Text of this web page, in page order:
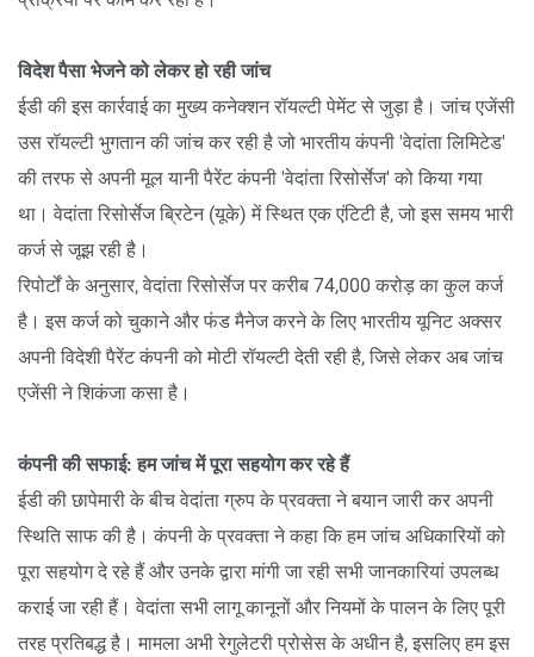
विदेश पैसा भेजने को लेकर हो रही जांच
ईडी की इस कार्रवाई का मुख्य कनेक्शन रॉयल्टी पेमेंट से जुड़ा है। जांच एजेंसी
उस रॉयल्टी भुगतान की जांच कर रही है जो भारतीय कंपनी 'वेदांता लिमिटेड'
की तरफ से अपनी मूल यानी पैरेंट कंपनी 'वेदांता रिसोर्सेज' को किया गया
था। वेदांता रिसोर्सेज ब्रिटेन (यूके) में स्थित एक एंटिटी है, जो इस समय भारी
कर्ज से जूझ रही है।
रिपोर्टों के अनुसार, वेदांता रिसोर्सेज पर करीब 74,000 करोड़ का कुल कर्ज
है। इस कर्ज को चुकाने और फंड मैनेज करने के लिए भारतीय यूनिट अक्सर
अपनी विदेशी पैरेंट कंपनी को मोटी रॉयल्टी देती रही है, जिसे लेकर अब जांच
एजेंसी ने शिकंजा कसा है।
कंपनी की सफाई: हम जांच में पूरा सहयोग कर रहे हैं
ईडी की छापेमारी के बीच वेदांता ग्रुप के प्रवक्ता ने बयान जारी कर अपनी
स्थिति साफ की है। कंपनी के प्रवक्ता ने कहा कि हम जांच अधिकारियों को
पूरा सहयोग दे रहे हैं और उनके द्वारा मांगी जा रही सभी जानकारियां उपलब्ध
कराई जा रही हैं। वेदांता सभी लागू कानूनों और नियमों के पालन के लिए पूरी
तरह प्रतिबद्ध है। मामला अभी रेगुलेटरी प्रोसेस के अधीन है, इसलिए हम इस